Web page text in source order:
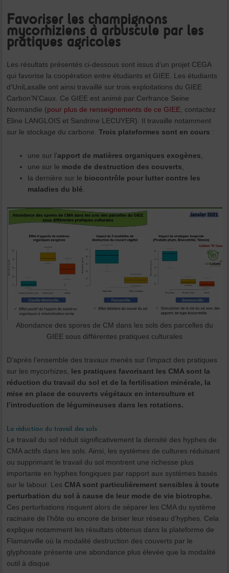
Favoriser les champignons
mycorhiziens à arbuscule par les
pratiques agricoles
Les résultats présentés ci-dessous sont issus d’un projet CEGA
qui favorise la coopération entre étudiants et GIEE. Les étudiants
d’UniLasalle ont ainsi travaillé sur trois exploitations du GIEE
Carbon’N’Caux. Ce GIEE est animé par Cerfrance Seine
Normandie (pour plus de renseignements de ce GIEE, contactez
Eline LANGLOIS et Sandrine LECUYER). Il travaille notamment
sur le stockage du carbone.Trois plateformes sont en cours :
une sur l’apport de matières organiques exogènes,
une sur le mode de destruction des couverts,
la dernière sur le biocontrôle pour lutter contre les
maladies du blé.
Abondance des spores de CM dans les sols des parcelles du
GIEE sous différentes pratiques culturales
D’après l’ensemble des travaux menés sur l’impact des pratiques
sur les mycorhizes,
les pratiques favorisant les CMA sont la
réduction du travail du sol et de la fertilisation minérale, la
mise en place de couverts végétaux en interculture et
l’introduction de légumineuses dans les rotations.
La réduction du travail des sols
Le travail du sol réduit significativement la densité des hyphes de
CMA actifs dans les sols. Ainsi, les systèmes de cultures réduisant
ou supprimant le travail du sol montrent une richesse plus
importante en hyphes fongiques par rapport aux systèmes basés
sur le labour. Les CMA sont particulièrement sensibles à toute
perturbation du sol à cause de leur mode de vie biotrophe.
Ces perturbations risquent alors de séparer les CMA du système
racinaire de l’hôte ou encore de briser leur réseau d’hyphes. Cela
explique notamment les résultats obtenus dans la plateforme de
Flamanville où la modalité destruction des couverts par le
glyphosate présente une abondance plus élevée que la modalité
outil à disque.